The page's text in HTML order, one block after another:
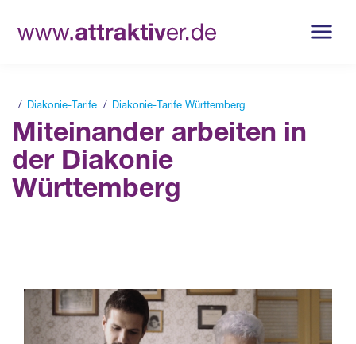
Diakonie-Tarife Diakonie-Tarife Württemberg
Miteinander arbeiten in
der Diakonie
Württemberg